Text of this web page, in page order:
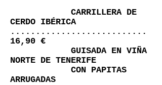
CARRILLERA DE
CERDO IBÉRICA
...........................
16,90 €
GUISADA EN VIÑA
NORTE DE TENERIFE
CON PAPITAS
ARRUGADAS